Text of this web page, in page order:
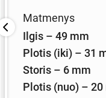
Matmenys
Ilgis – 49 mm
Plotis (iki) – 31
Storis – 6 mm
Plotis (nuo) – 20